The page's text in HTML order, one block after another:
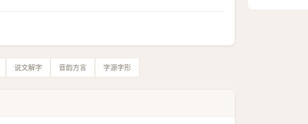
说文解字 音韵方言 字源字形